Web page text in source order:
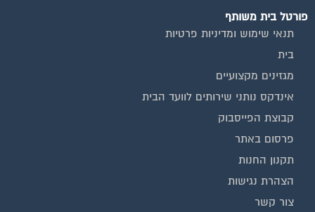
פורטל בית משותף
תנאי שימוש ומדיניות פרטיות
בית
מגזינים מקצועיים
אינדקס נותני שירותים לוועד הבית
קבוצת הפייסבוק
פרסום באתר
תקנון החנות
הצהרת נגישות
צור קשר